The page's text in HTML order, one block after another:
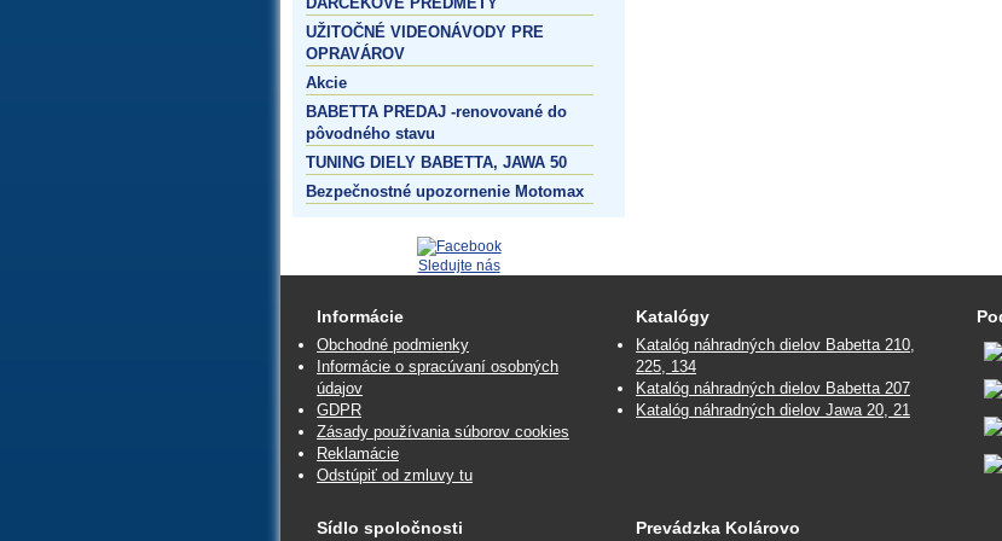
UŽITOČNÉ VIDEONÁVODY PRE
OPRAVÁROV
Akcie
BABETTA PREDAJ -renovované do
pôvodného stavu
TUNING DIELY BABETTA, JAWA 50
Bezpečnostné upozornenie Motomax
Sledujte nás
Informácie
Obchodné podmienky
Informácie o spracúvaní osobných
údajov
GDPR
Zásady používania súborov cookies
Reklamácie
Odstúpiť od zmluvy tu
Katalógy
Katalóg náhradných dielov Babetta 210,
225, 134
Katalóg náhradných dielov Babetta 207
Katalóg náhradných dielov Jawa 20, 21
Sídlo spoločnosti Prevádzka Kolárovo